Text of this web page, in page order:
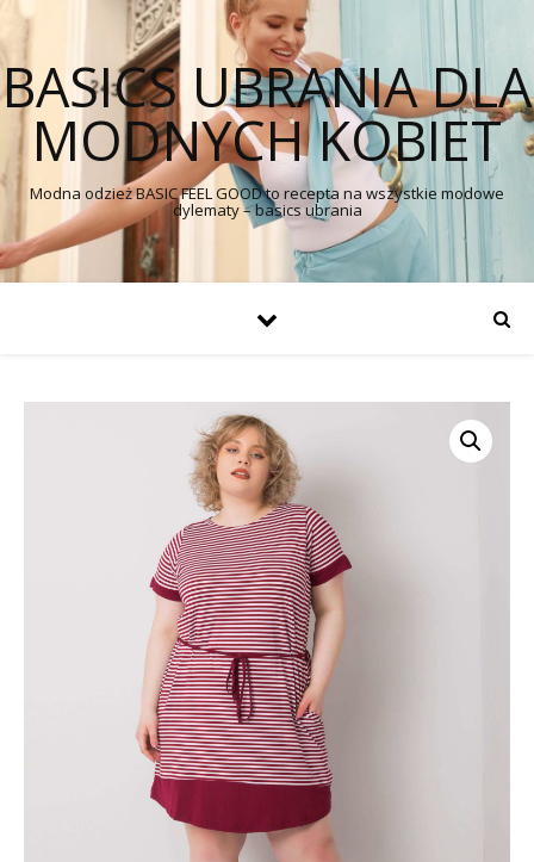
BASICS UBRANIA DLA
MODNYCH KOBIET
Modna odzież BASIC FEEL GOOD to recepta na wszystkie modowe
dylematy – basics ubrania